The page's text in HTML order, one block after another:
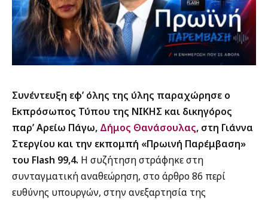
Συνέντευξη εφ’ όλης της ύλης παραχώρησε ο
Εκπρόσωπος Τύπου της ΝΙΚΗΣ και δικηγόρος
παρ’ Αρείω Πάγω, Δήμος Θανάσουλας, στη Γιάννα
Στεργίου και την εκπομπή «Πρωινή Παρέμβαση»
του Flash 99,4. Η συζήτηση στράφηκε στη
συνταγματική αναθεώρηση, στο άρθρο 86 περί
ευθύνης υπουργών, στην ανεξαρτησία της